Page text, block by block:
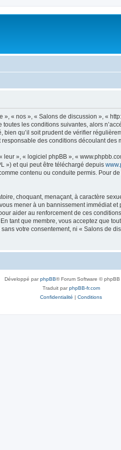
« nos », « Salons de discussion », «
les conditions suivantes, alors
qu’il soit prudent de vérifier
des conditions découlant des
», « logiciel phpBB », «
») et qui peut être téléchargé depuis
contenu ou conduite permis. Pour
choquant, menaçant, à caractère
mener à un bannissement immédiat
aider au renforcement de ces
tant que membre, vous acceptez que
votre consentement, ni « Salons de
Développé parphpBB® Forum Software © phpBB
Traduit parphpBB-fr.com
Confidentialité | Conditions